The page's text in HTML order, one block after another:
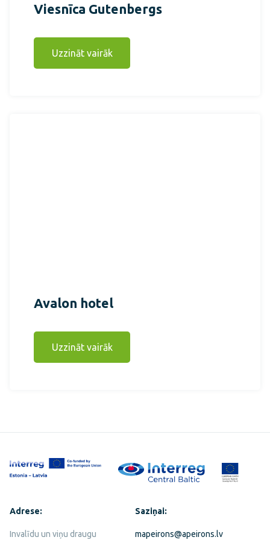
Viesnīca Gutenbergs
Uzzināt vairāk
Avalon hotel
Uzzināt vairāk
Adrese:
Invalīdu un viņu draugu
Saziņai:
mapeirons@apeirons.lv